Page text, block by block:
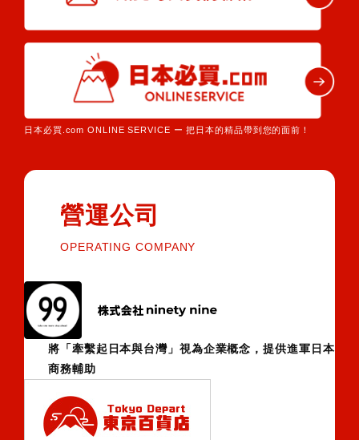
日本必買.com ONLINE SERVICE ー 把日本的精品帶到您的面前！
營運公司
OPERATING COMPANY
將「牽繫起日本與台灣」視為企業概念，提供進軍日本
商務輔助